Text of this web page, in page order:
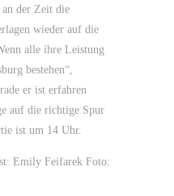
an der Zeit die
wieder auf die
alle ihre Leistung
bestehen“,
er ist erfahren
auf die richtige Spur
ist um 14 Uhr.